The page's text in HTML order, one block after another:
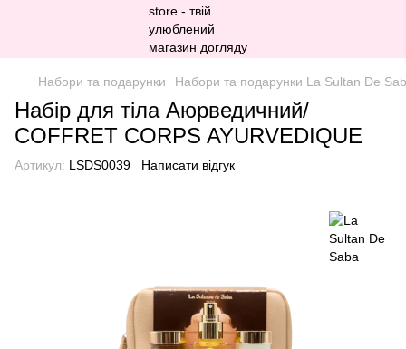
Набори та подарунки Набори та подарунки La Sultan De
Набір для тіла Аюрведичний/
COFFRET CORPS AYURVEDIQUE
Артикул: LSDS0039 Написати відгук